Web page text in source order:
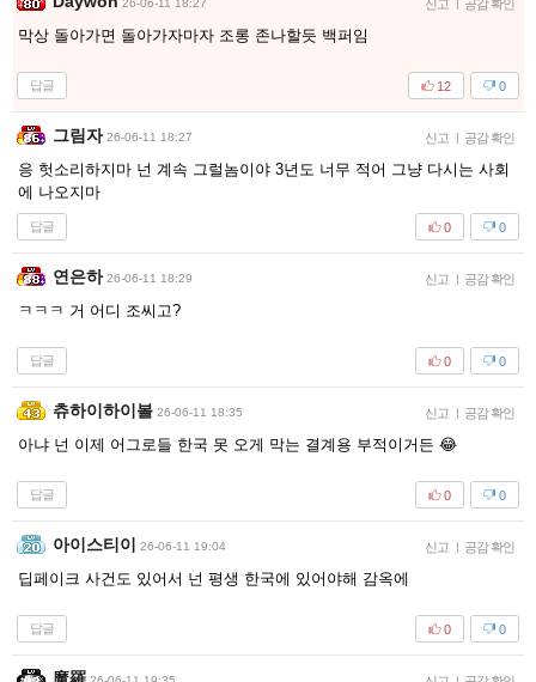
26-06-11 18:27 신고 | 공감 확인
막상 돌아가면 돌아가자마자 조롱 존나할듯 백퍼임
답글 0
12
그림자 26-06-11 18:27 신고 | 공감 확인
응 헛소리하지마 넌 계속 그럴놈이야 3년도 너무 적어 그냥 다시는 사회
에 나오지마
답글 0
0
연은하 26-06-11 18:29 신고 | 공감 확인
ㅋㅋㅋ 거 어디 조씨고?
답글 0
0
츄하이하이볼 26-06-11 18:35 신고 | 공감 확인
아냐 넌 이제 어그로들 한국 못 오게 막는 결계용 부적이거든 😂
답글 0
0
아이스티이 26-06-11 19:04 신고 | 공감 확인
딥페이크 사건도 있어서 넌 평생 한국에 있어야해 감옥에
답글 0
0